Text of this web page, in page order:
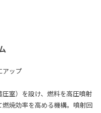
アップ
室）を設け、燃料を高圧噴射
焼効率を高める機構。噴射回